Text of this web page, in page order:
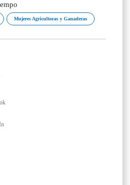
Mujeres Agricultoras y Ganaderas